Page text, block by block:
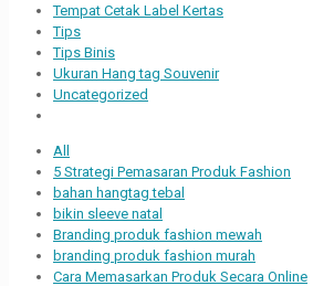
Tempat Cetak Label Kertas
Tips
Tips Binis
Ukuran Hang tag Souvenir
Uncategorized
All
5 Strategi Pemasaran Produk Fashion
bahan hangtag tebal
bikin sleeve natal
Branding produk fashion mewah
branding produk fashion murah
Cara Memasarkan Produk Secara Online